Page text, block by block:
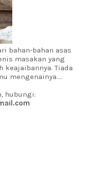
bahan-bahan asas
masakan yang
keajaibannya. Tiada
mengenainya....
hubungi: